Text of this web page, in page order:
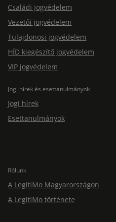
Családi jogvédelem
Vezetői jogvédelem
Tulajdonosi jogvédelem
HÍD kiegészítő jogvédelem
VIP jogvédelem
Jogi hírek és esettanulmányok
Jogi hírek
Esettanulmányok
Rólunk
A LegitiMo Magyarországon
A LegitiMo története